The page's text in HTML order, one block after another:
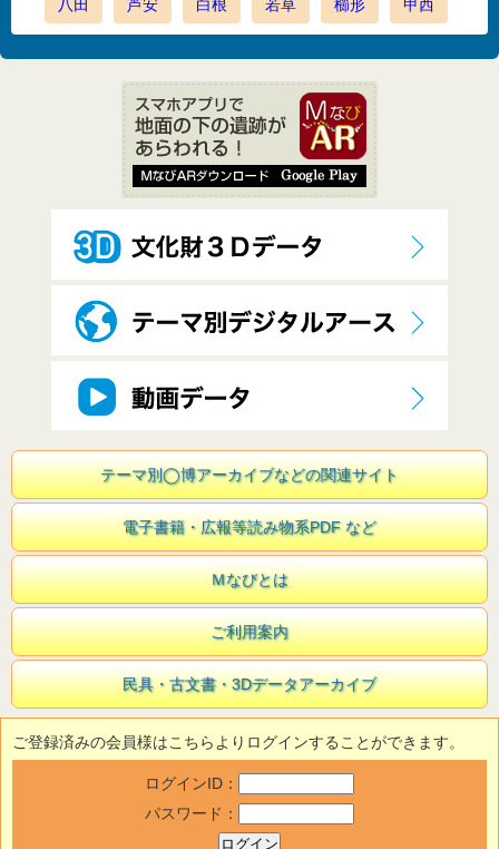
八田 芦安 白根 若草 櫛形 甲西
テーマ別◯博アーカイブなどの関連サイト
電子書籍・広報等読み物系PDF など
Ｍなびとは
ご利用案内
民具・古文書・3Dデータアーカイブ
ご登録済みの会員様はこちらよりログインすることができます。
ログインID：
パスワード：